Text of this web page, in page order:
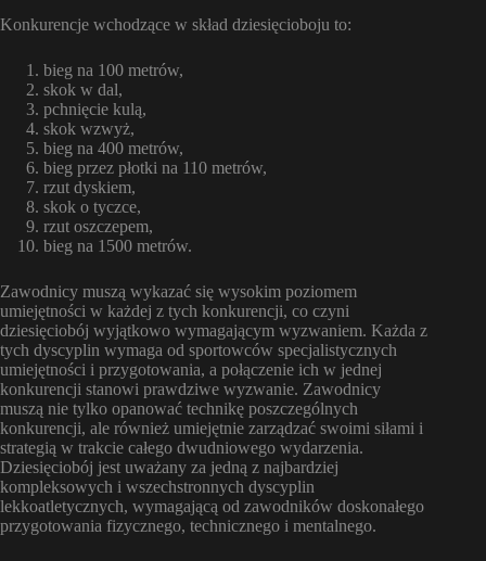
Konkurencje wchodzące w skład dziesięcioboju to:
bieg na 100 metrów,
skok w dal,
pchnięcie kulą,
skok wzwyż,
bieg na 400 metrów,
bieg przez płotki na 110 metrów,
rzut dyskiem,
skok o tyczce,
rzut oszczepem,
bieg na 1500 metrów.
Zawodnicy muszą wykazać się wysokim poziomem
umiejętności w każdej z tych konkurencji, co czyni
dziesięciobój wyjątkowo wymagającym wyzwaniem. Każda z
tych dyscyplin wymaga od sportowców specjalistycznych
umiejętności i przygotowania, a połączenie ich w jednej
konkurencji stanowi prawdziwe wyzwanie. Zawodnicy
muszą nie tylko opanować technikę poszczególnych
konkurencji, ale również umiejętnie zarządzać swoimi siłami i
strategią w trakcie całego dwudniowego wydarzenia.
Dziesięciobój jest uważany za jedną z najbardziej
kompleksowych i wszechstronnych dyscyplin
lekkoatletycznych, wymagającą od zawodników doskonałego
przygotowania fizycznego, technicznego i mentalnego.